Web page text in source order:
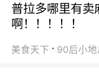
普拉多哪里有
啊！！！！！
美食天下 90后小地